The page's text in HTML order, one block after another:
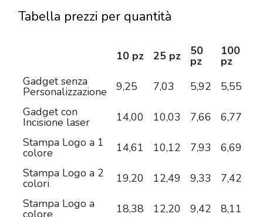
Tabella prezzi per quantità
10 pz 25 pz 50
pz
100
pz
Gadget senza
Personalizzazione 9,25 7,03 5,92 5,55
Gadget con
Incisione laser 14,00 10,03 7,66 6,77
Stampa Logo a 1
colore 14,61 10,12 7,93 6,69
Stampa Logo a 2
colori 19,20 12,49 9,33 7,42
Stampa Logo a
18,38 12,20 9,42 8,11